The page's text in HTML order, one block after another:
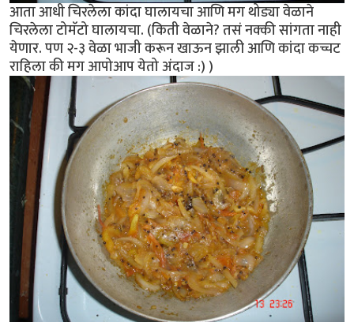
आता आधी चिरलेला कांदा घालायचा आणि मग थोड्या वेळाने
चिरलेला टोमॅटो घालायचा. (किती वेळाने? तसं नक्की सांगता नाही
येणार. पण २-३ वेळा भाजी करून खाऊन झाली आणि कांदा कच्चट
राहिला की मग आपोआप येतो अंदाज :) )